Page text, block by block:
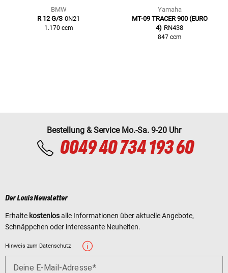
BMW
R 12 G/S 0N21
1.170 ccm
Yamaha
MT-09 TRACER 900 (EURO
4) RN438
847 ccm
Bestellung & Service Mo.-Sa. 9-20 Uhr
0049 40 734 193 60
Der Louis Newsletter
Erhalte kostenlosalle Informationen über aktuelle Angebote,
Schnäppchen oder interessante Neuheiten.
Hinweis zum Datenschutz
Deine E-Mail-Adresse